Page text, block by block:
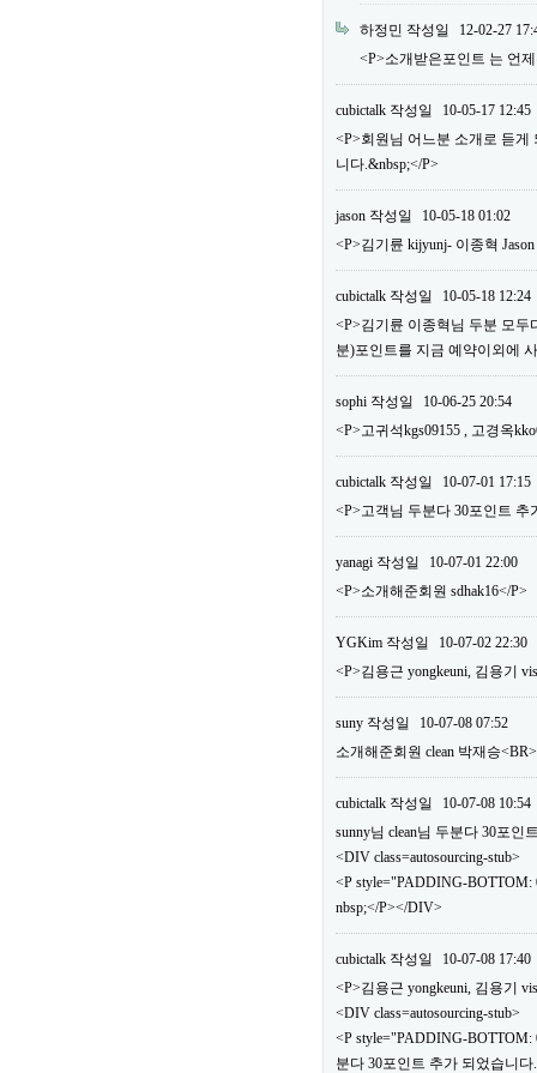
하정민 작성일
12-02-27
<P>소개받은포인트 는 언
cubictalk 작성일
10-05-17 12:45
<P>회원님 어느분 소개로 듣
니다.&nbsp;</P>
jason 작성일
10-05-18 01:02
<P>김기륜 kijyunj- 이종혁
cubictalk 작성일
10-05-18 12:24
<P>김기륜 이종혁님 두분 모두
분)포인트를 지금 예약이외에
sophi 작성일
10-06-25 20:54
<P>고귀석kgs09155 , 고경옥
cubictalk 작성일
10-07-01 17:15
<P>고객님 두분다 30포인트 추
yanagi 작성일
10-07-01 22:00
<P>소개해준회원 sdhak16</P>
YGKim 작성일
10-07-02 22:30
<P>김용근 yongkeuni, 김용기
suny 작성일
10-07-08 07:52
소개해준회원 clean 박재승
cubictalk 작성일
10-07-08 10:54
sunny님 clean님 두분다 30포
<DIV class=autosourcing-stub>
<P style="PADDING-
nbsp;</P></DIV>
cubictalk 작성일
10-07-08 17:40
<P>김용근 yongkeuni, 김용기
<DIV class=autosourcing-stub>
<P style="PADDING-
분다 30포인트 추가 되었습니